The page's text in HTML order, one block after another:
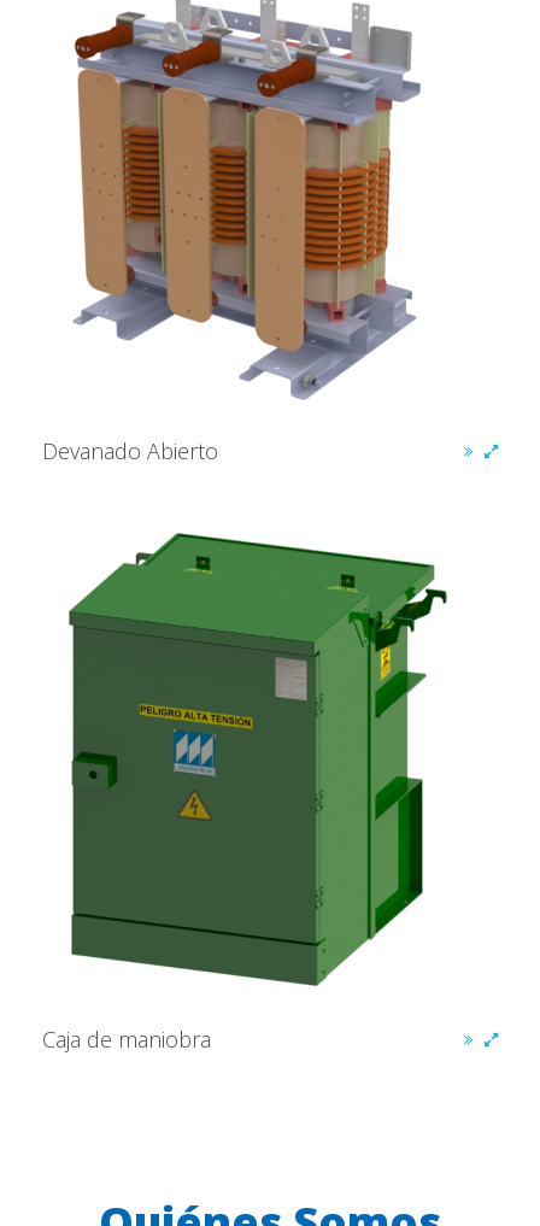
Devanado Abierto
Caja de maniobra